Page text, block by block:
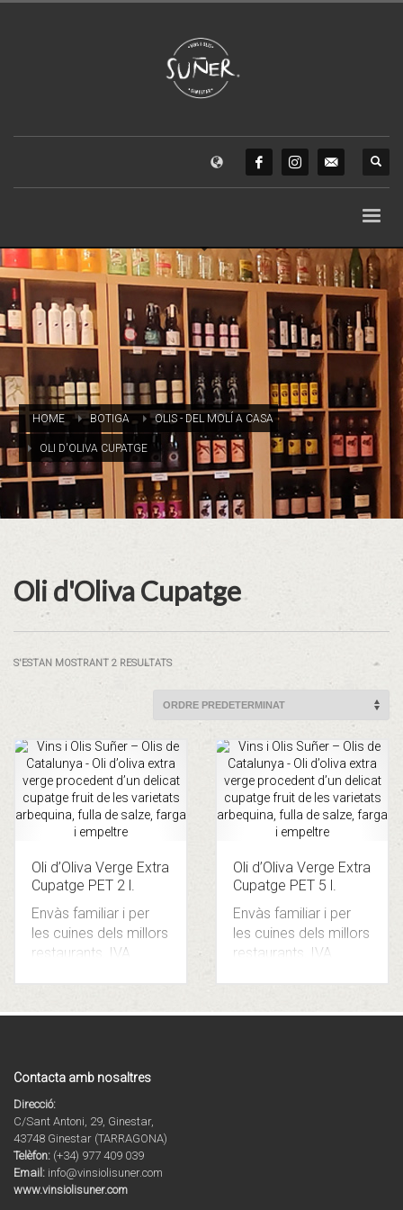
HOME BOTIGA OLIS - DEL MOLÍ A CASA
OLI D'OLIVA CUPATGE
Oli d'Oliva Cupatge
S'ESTAN MOSTRANT 2 RESULTATS
Oli d’Oliva Verge Extra
Cupatge PET 2 l.
Envàs familiar i per
les cuines dels millors
restaurants.
IVA
Oli d’Oliva Verge Extra
Cupatge PET 5 l.
Envàs familiar i per
les cuines dels millors
restaurants.
IVA
Contacta amb nosaltres
Direcció:
C/Sant Antoni, 29, Ginestar,
43748 Ginestar (TARRAGONA)
Telèfon: (+34) 977 409 039
Email: info@vinsiolisuner.com
www.vinsiolisuner.com